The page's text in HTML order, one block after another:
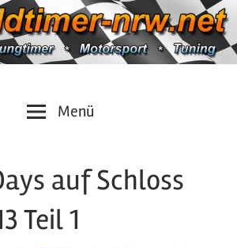
Menü
auf Schloss
Teil 1